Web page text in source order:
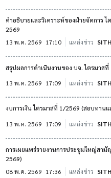
คำอธิบายและวิเคราะห์ของฝ่ายจัดการ
2569
13 พ.ค. 2569 17:10 แหล่งข่าว
สรุปผลการดำเนินงานของ บจ. ไตรมาส
13 พ.ค. 2569 17:09 แหล่งข่าว
งบการเงิน ไตรมาสที่ 1/2569 (สอบทานแ
13 พ.ค. 2569 17:09 แหล่งข่าว
การเผยแพร่รายงานการประชุมใหญ่สา
2569)
08 พ.ค. 2569 17:36 แหล่งข่าว